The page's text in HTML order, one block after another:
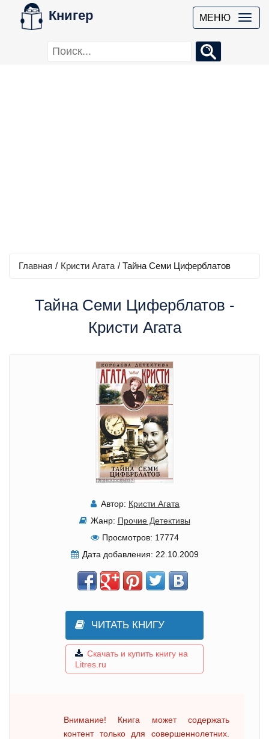
Книгер МЕНЮ
Главная / Кристи Агата / Тайна Семи Циферблатов
Тайна Семи Циферблатов -
Кристи Агата
Автор: Кристи Агата
Жанр: Прочие Детективы
Просмотров: 17774
Дата добавления: 22.10.2009
ЧИТАТЬ КНИГУ
Скачать и купить книгу на
Litres.ru
Внимание! Книга может содержать
контент только для совершеннолетних.